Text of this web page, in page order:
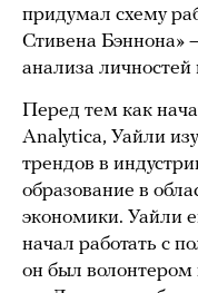
придумал схему
Стивена Бэннона»
анализа личностей
Перед тем как
Analytica, Уайли
трендов в
образование в
экономики. Уайли
начал работать с
он был